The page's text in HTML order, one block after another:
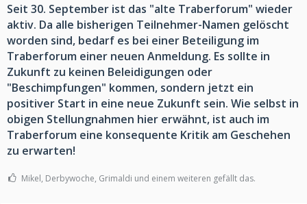
Seit 30. September ist das "alte Traberforum" wieder
aktiv. Da alle bisherigen Teilnehmer-Namen gelöscht
worden sind, bedarf es bei einer Beteiligung im
Traberforum einer neuen Anmeldung. Es sollte in
Zukunft zu keinen Beleidigungen oder
"Beschimpfungen" kommen, sondern jetzt ein
positiver Start in eine neue Zukunft sein. Wie selbst in
obigen Stellungnahmen hier erwähnt, ist auch im
Traberforum eine konsequente Kritik am Geschehen
zu erwarten!
Mikel, Derbywoche, Grimaldi und einem weiteren gefällt das.